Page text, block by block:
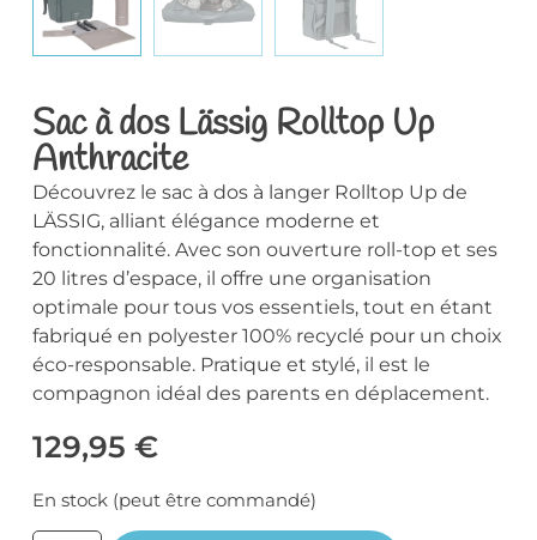
Sac à dos Lässig Rolltop Up
Anthracite
Découvrez le sac à dos à langer Rolltop Up de
LÄSSIG, alliant élégance moderne et
fonctionnalité. Avec son ouverture roll-top et ses
20 litres d’espace, il offre une organisation
optimale pour tous vos essentiels, tout en étant
fabriqué en polyester 100% recyclé pour un choix
éco-responsable. Pratique et stylé, il est le
compagnon idéal des parents en déplacement.
129,95 €
En stock (peut être commandé)